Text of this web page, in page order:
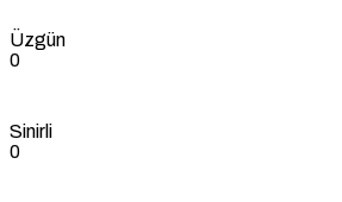
Üzgün
0
Sinirli
0